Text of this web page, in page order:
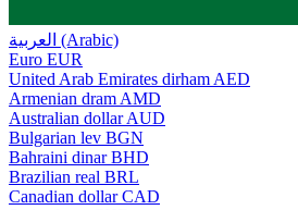
العربية (Arabic)
Euro EUR
United Arab Emirates dirham AED
Armenian dram AMD
Australian dollar AUD
Bulgarian lev BGN
Bahraini dinar BHD
Brazilian real BRL
Canadian dollar CAD